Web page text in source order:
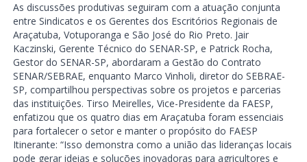
As discussões produtivas seguiram com a atuação conjunta
entre Sindicatos e os Gerentes dos Escritórios Regionais de
Araçatuba, Votuporanga e São José do Rio Preto. Jair
Kaczinski, Gerente Técnico do SENAR-SP, e Patrick Rocha,
Gestor do SENAR-SP, abordaram a Gestão do Contrato
SENAR/SEBRAE, enquanto Marco Vinholi, diretor do SEBRAE-
SP, compartilhou perspectivas sobre os projetos e parcerias
das instituições. Tirso Meirelles, Vice-Presidente da FAESP,
enfatizou que os quatro dias em Araçatuba foram essenciais
para fortalecer o setor e manter o propósito do FAESP
Itinerante: “Isso demonstra como a união das lideranças locais
pode gerar ideias e soluções inovadoras para agricultores e